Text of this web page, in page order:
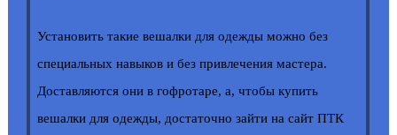
Установить такие вешалки для одежды можно без
специальных навыков и без привлечения мастера.
Доставляются они в гофротаре, а, чтобы купить
вешалки для одежды, достаточно зайти на сайт ПТК